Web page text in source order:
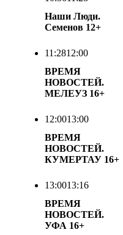
Наши Люди.
Семенов 12+
11:2812:00
ВРЕМЯ
НОВОСТЕЙ.
МЕЛЕУЗ 16+
12:0013:00
ВРЕМЯ
НОВОСТЕЙ.
КУМЕРТАУ 16+
13:0013:16
ВРЕМЯ
НОВОСТЕЙ.
УФА 16+